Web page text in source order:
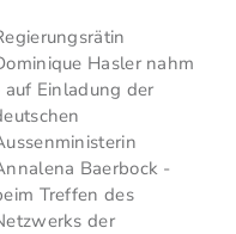
Hasler nahm
auf Einladung der
Baerbock -
Treffen des
der